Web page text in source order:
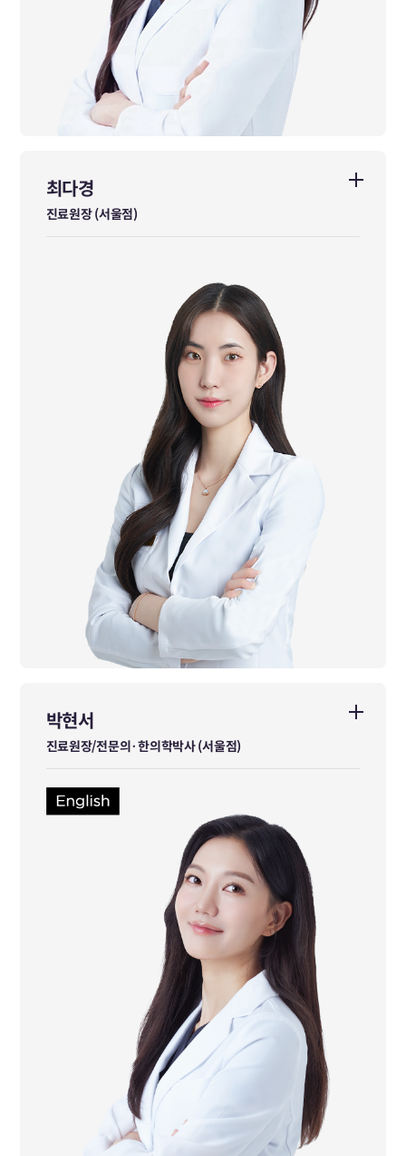
최다경
진료원장 (서울점)
최다경
진료원장 (서울점)
경희대학교 한의학과 학사 졸업
경희대학교 한의학과 석사 졸업
경희대학교 한의학과 박사 수료
前 참진한의원 역삼본점 진료원장
前 으랏차차한의원 진료원장
前 성북미올한방병원 진료원장
필라테스지도자 1급
박현서
진료원장/전문의·한의학박사 (서울점)
박현서
진료원장/전문의·한의학박사 (서울점)
한방내과 전문의
동국대학교 한방신경정신과 박사
일산자생한방병원 인턴 수료
국립중앙의료원 한방내과 레지던트 수료
前 달과궁한의원 진료원장